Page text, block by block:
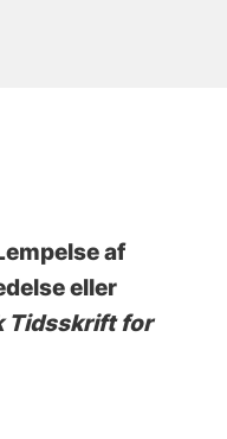
af
eller
Tidsskrift for